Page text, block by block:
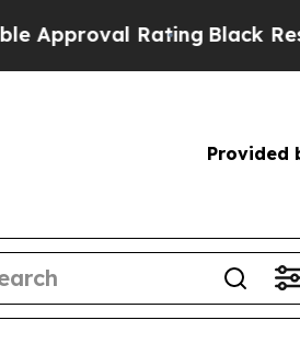
RatingBlack Residents
Provided